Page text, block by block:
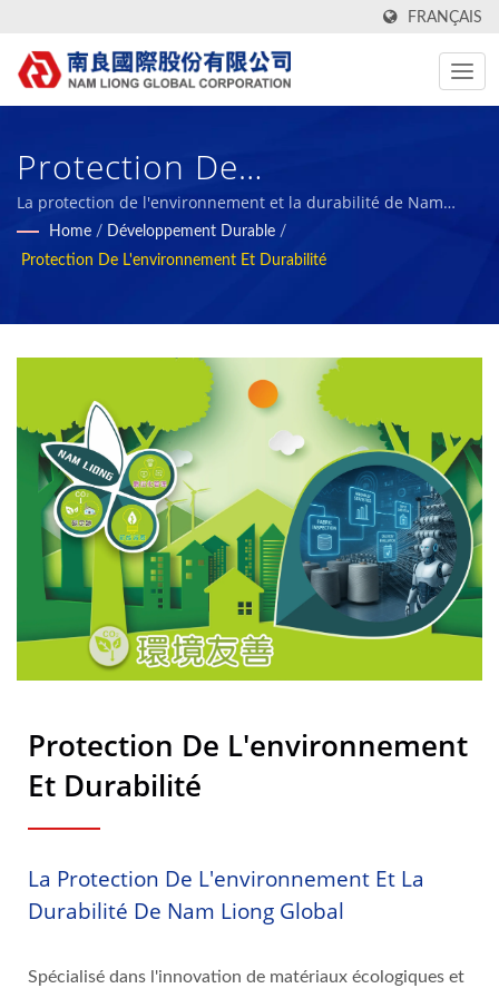
FRANÇAIS
Protection De
L'environnement Et
Durabilité / Fabricant De
Technologie & Matériaux
Composites En Mousse
Depuis 1972 | Nam Liong
La protection de l'environnement et la durabilité de Nam
Liong Global
Home / Développement Durable /
Protection De L'environnement Et Durabilité
Protection De L'environnement
Et Durabilité
La Protection De L'environnement Et La
Durabilité De Nam Liong Global
Spécialisé dans l'innovation de matériaux écologiques et